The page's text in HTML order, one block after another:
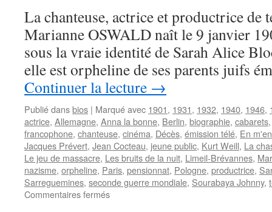
La chanteuse, actrice et productrice de
Marianne OSWALD naît le 9 janvier
sous la vraie identité de Sarah Alice
elle est orpheline de ses parents juifs
Continuer la lecture →
Publié dansbios | Marqué avec 1901, 1931, 1932, 1940, 1946,
actrice, Allemagne, Anna la bonne, Berlin, biographie, cabarets
francophone, chanteuse, cinéma, Décès, émission télé, En
Jacques Prévert, Jean Cocteau, jeune public, Kurt Weill, La
Le jeu de massacre, Les bruits de la nuit, Limeil-Brévannes,
nazisme, orpheline, Paris, pensionnat, Pologne, productrice,
Sarreguemines, seconde guerre mondiale, Sourabaya Johnny,
Commentaires ferméssur